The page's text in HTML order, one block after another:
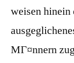
weisen hinein
MГ¤nnern